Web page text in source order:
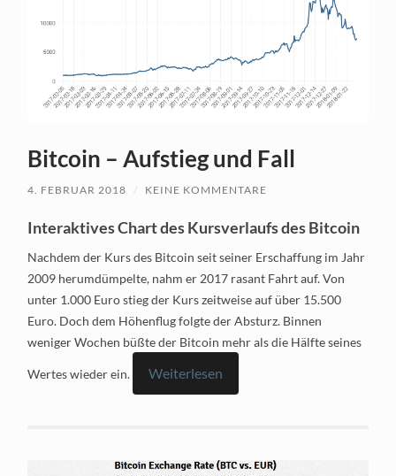
Bitcoin – Aufstieg und Fall
4. FEBRUAR 2018 / KEINE KOMMENTARE
Interaktives Chart des Kursverlaufs des Bitcoin
Nachdem der Kurs des Bitcoin seit seiner Erschaffung im Jahr
2009 herumdümpelte, nahm er 2017 rasant Fahrt auf. Von
unter 1.000 Euro stieg der Kurs zeitweise auf über 15.500
Euro. Doch dem Höhenflug folgte der Absturz. Binnen
weniger Wochen büßte der Bitcoin mehr als die Hälfte seines
Wertes wieder ein. Weiterlesen